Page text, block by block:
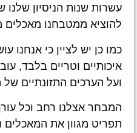
עשרות שנות הניסיון שלנו
להוציא ממטבחנו מאכלים
כמו כן יש לציין כי אנחנו
איכותיים וטריים בלבד,
ועל הערכים התזונתיים של
המבחר אצלנו רחב וכל
תפריט מגוון את המאכלים